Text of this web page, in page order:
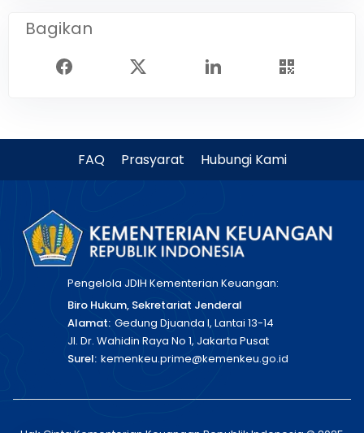
Bagikan
FAQ Prasyarat Hubungi Kami
Pengelola JDIH Kementerian Keuangan:
Biro Hukum, Sekretariat Jenderal
Alamat: Gedung Djuanda I, Lantai 13-14
Jl. Dr. Wahidin Raya No 1, Jakarta Pusat
Surel: kemenkeu.prime@kemenkeu.go.id